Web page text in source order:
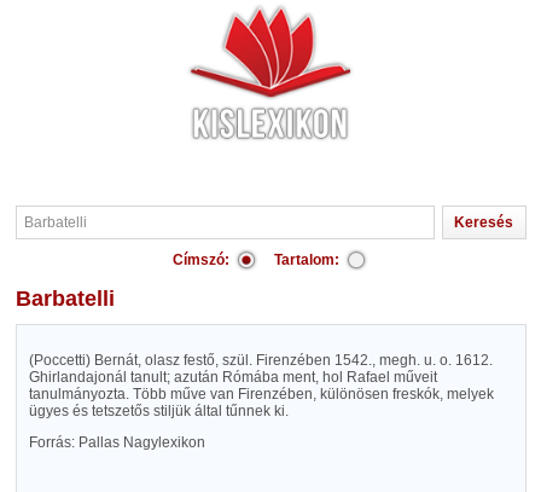
Címszó: Tartalom:
Barbatelli
(Poccetti) Bernát, olasz festő, szül. Firenzében 1542., megh. u. o. 1612.
Ghirlandajonál tanult; azután Rómába ment, hol Rafael műveit
tanulmányozta. Több műve van Firenzében, különösen freskók, melyek
ügyes és tetszetős stiljük által tűnnek ki.
Forrás: Pallas Nagylexikon